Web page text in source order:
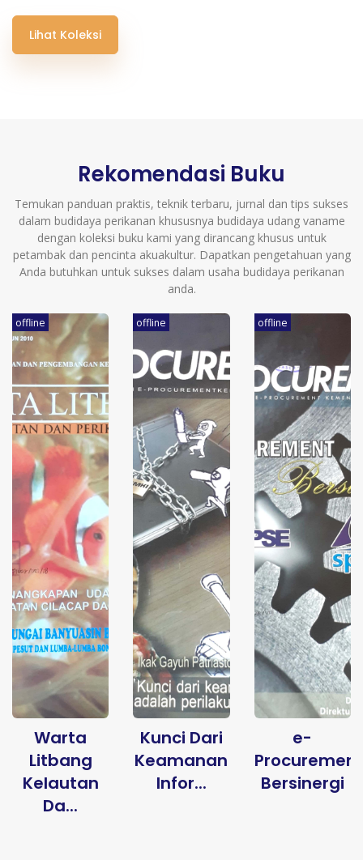
Lihat Koleksi
Rekomendasi Buku
Temukan panduan praktis, teknik terbaru, jurnal dan tips sukses
dalam budidaya perikanan khususnya budidaya udang vaname
dengan koleksi buku kami yang dirancang khusus untuk
petambak dan pencinta akuakultur. Dapatkan pengetahuan yang
Anda butuhkan untuk sukses dalam usaha budidaya perikanan
anda.
offline
Warta
Litbang
Kelautan
Da...
offline
Kunci Dari
Keamanan
Infor...
offline
e-
Procurement
Bersinergi